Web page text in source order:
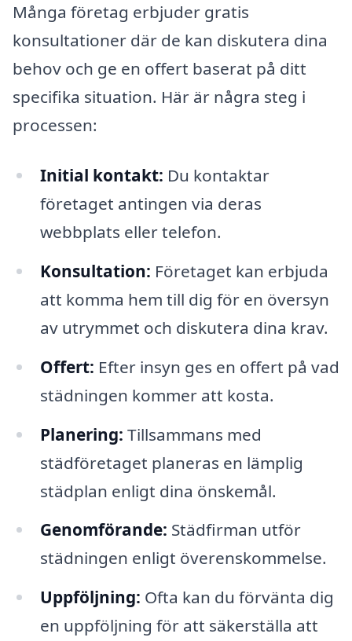
Många företag erbjuder gratis
konsultationer där de kan diskutera dina
behov och ge en offert baserat på ditt
specifika situation. Här är några steg i
processen:
Initial kontakt: Du kontaktar
företaget antingen via deras
webbplats eller telefon.
Konsultation: Företaget kan erbjuda
att komma hem till dig för en översyn
av utrymmet och diskutera dina krav.
Offert: Efter insyn ges en offert på vad
städningen kommer att kosta.
Planering: Tillsammans med
städföretaget planeras en lämplig
städplan enligt dina önskemål.
Genomförande: Städfirman utför
städningen enligt överenskommelse.
Uppföljning: Ofta kan du förvänta dig
en uppföljning för att säkerställa att